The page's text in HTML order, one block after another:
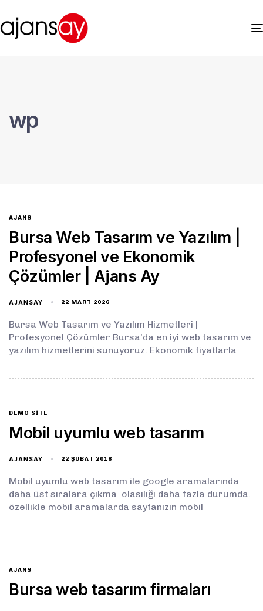
wp
AJANS
Bursa Web Tasarım ve Yazılım |
Profesyonel ve Ekonomik
Çözümler | Ajans Ay
AJANSAY 22 MART 2026
Bursa Web Tasarım ve Yazılım Hizmetleri |
Profesyonel Çözümler Bursa’da en iyi web tasarım ve
yazılım hizmetlerini sunuyoruz. Ekonomik fiyatlarla
DEMO SITE
Mobil uyumlu web tasarım
AJANSAY 22 ŞUBAT 2018
Mobil uyumlu web tasarım ile google aramalarında
daha üst sıralara çıkma olasılığı daha fazla durumda.
özellikle mobil aramalarda sayfanızın mobil
AJANS
Bursa web tasarım firmaları